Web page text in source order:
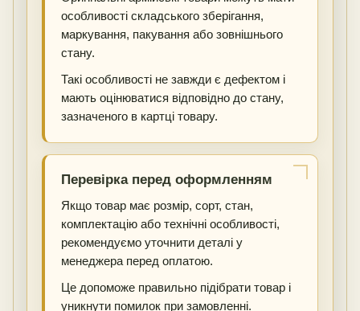
особливості складського зберігання,
маркування, пакування або зовнішнього
стану.
Такі особливості не завжди є дефектом і
мають оцінюватися відповідно до стану,
зазначеного в картці товару.
Перевірка перед оформленням
Якщо товар має розмір, сорт, стан,
комплектацію або технічні особливості,
рекомендуємо уточнити деталі у
менеджера перед оплатою.
Це допоможе правильно підібрати товар і
уникнути помилок при замовленні.